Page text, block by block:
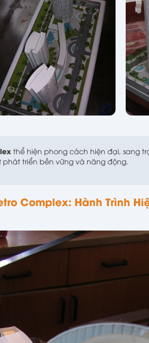
thể hiện phong cách hiện đại, sang
triển bền vững và năng động.
Complex: Hành Trình